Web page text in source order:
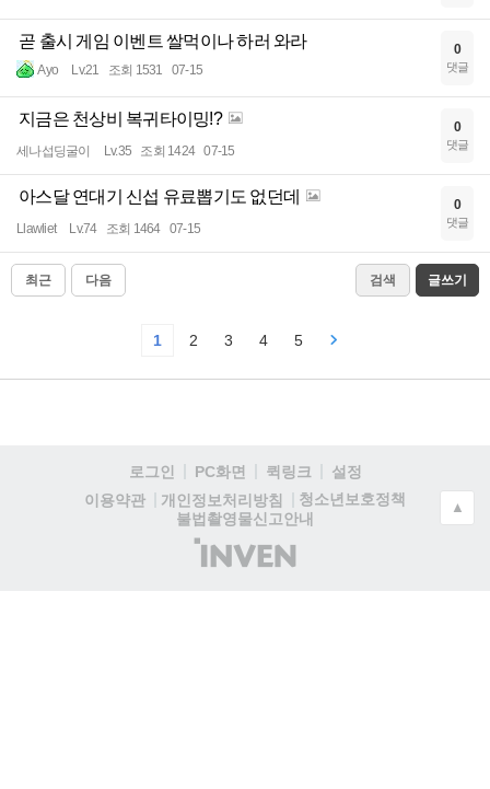
곧 출시 게임 이벤트 쌀먹이나 하러 와라
Ayo Lv.21 조회 1531 07-15
0
댓글
지금은 천상비 복귀타이밍!?
세나섭딩굴이 Lv.35 조회 1424 07-15
0
댓글
아스달 연대기 신섭 유료뽑기도 없던데
Llawliet Lv.74 조회 1464 07-15
0
댓글
최근 다음 검색 글쓰기
1 2 3 4 5
로그인 PC화면 퀵링크
설정
이용약관
개인정보처리방침
청소년보호정책
불법촬영물신고안내
(주)
인
▲